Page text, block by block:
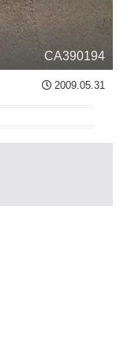
CA390194
2009.05.31